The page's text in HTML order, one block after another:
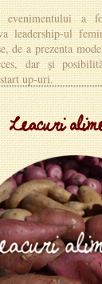
evenimentului a
leadership-ul
de a prezenta
dar și
up-uri.
MAI
Leacuri